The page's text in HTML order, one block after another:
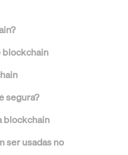
blockchain
segura?
blockchain
ser usadas no